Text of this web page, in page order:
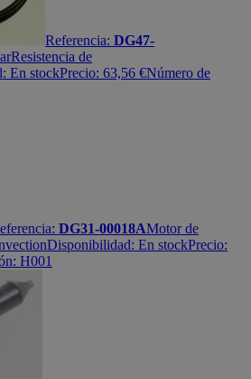
Referencia: DG47-
Resistencia de
En stockPrecio: 63,56 €Número de
DG31-00018AMotor de
Disponibilidad: En stockPrecio:
H001